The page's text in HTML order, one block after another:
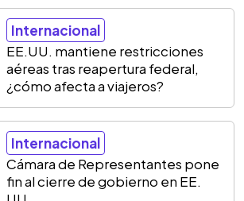
Internacional
EE.UU. mantiene restricciones
aéreas tras reapertura federal,
¿cómo afecta a viajeros?
Internacional
Cámara de Representantes pone
fin al cierre de gobierno en EE.